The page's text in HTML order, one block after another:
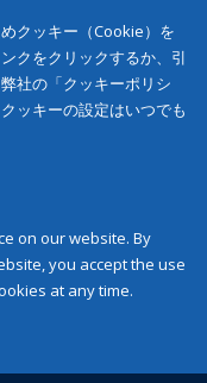
クッキー（Cookie）を
クをクリックするか、引
社の「クッキーポリシ
ッキーの設定はいつでも
on our website. By
you accept the use
at any time.